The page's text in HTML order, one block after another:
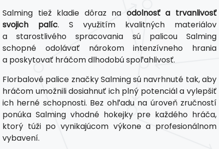
Salming tiež kladie dôraz na odolnosť a trvanlivosť
svojich palíc. S využitím kvalitných materiálov
a starostlivého spracovania sú palicou Salming
schopné odolávať nárokom intenzívneho hrania
a poskytovať hráčom dlhodobú spoľahlivosť.
Florbalové palice značky Salming sú navrhnuté tak, aby
hráčom umožnili dosiahnuť ich plný potenciál a vylepšiť
ich herné schopnosti. Bez ohľadu na úroveň zručností
ponúka Salming vhodné hokejky pre každého hráča,
ktorý túži po vynikajúcom výkone a profesionálnom
vybavení.